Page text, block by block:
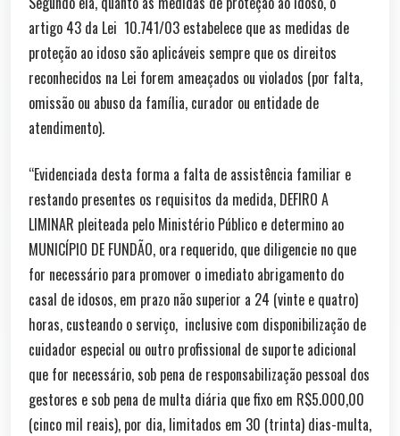
artigo 43 da Lei 10.741/03 estabelece que as medidas de
proteção ao idoso são aplicáveis sempre que os direitos
reconhecidos na Lei forem ameaçados ou violados (por falta,
omissão ou abuso da família, curador ou entidade de
atendimento).
“Evidenciada desta forma a falta de assistência familiar e
restando presentes os requisitos da medida, DEFIRO A
LIMINAR pleiteada pelo Ministério Público e determino ao
MUNICÍPIO DE FUNDÃO, ora requerido, que diligencie no que
for necessário para promover o imediato abrigamento do
casal de idosos, em prazo não superior a 24 (vinte e quatro)
horas, custeando o serviço, inclusive com disponibilização de
cuidador especial ou outro profissional de suporte adicional
que for necessário, sob pena de responsabilização pessoal dos
gestores e sob pena de multa diária que fixo em R$5.000,00
(cinco mil reais), por dia, limitados em 30 (trinta) dias-multa,